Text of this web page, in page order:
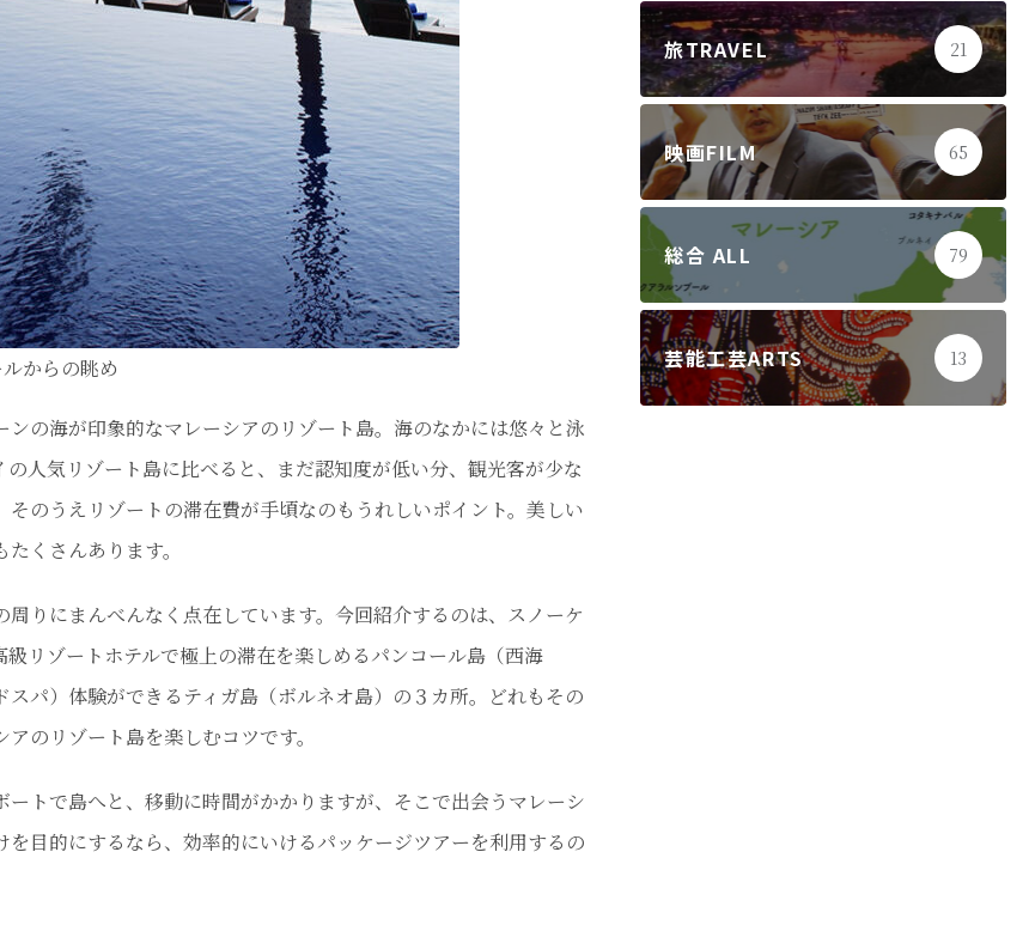
からの眺め
の海が印象的なマレーシアのリゾート島。海のなかには悠々と泳
人気リゾート島に比べると、まだ認知度が低い分、観光客が少な
のうえリゾートの滞在費が手頃なのもうれしいポイント。美しい
くさんあります。
りにまんべんなく点在しています。今回紹介するのは、スノーケ
リゾートホテルで極上の滞在を楽しめるパンコール島（西海
パ）体験ができるティガ島（ボルネオ島）の３カ所。どれもその
のリゾート島を楽しむコツです。
トで島へと、移動に時間がかかりますが、そこで出会うマレーシ
目的にするなら、効率的にいけるパッケージツアーを利用するの
旅TRAVEL 21
映画FILM 65
総合 ALL 79
芸能工芸ARTS 13